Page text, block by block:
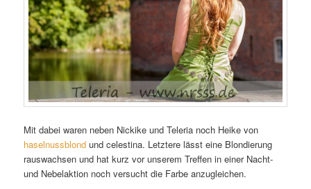
Mit dabei waren neben Nickike und Teleria noch Heike von
haselnussblondund celestina. Letztere lässt eine Blondierung
rauswachsen und hat kurz vor unserem Treffen in einer Nacht-
und Nebelaktion noch versucht die Farbe anzugleichen.